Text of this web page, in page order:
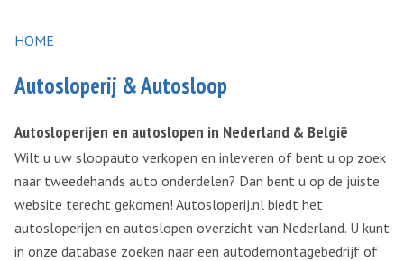
HOME
Autosloperij & Autosloop
Autosloperijen en autoslopen in Nederland & België
Wilt u uw sloopauto verkopen en inleveren of bent u op zoek
naar tweedehands auto onderdelen? Dan bent u op de juiste
website terecht gekomen! Autosloperij.nl biedt het
autosloperijen en autoslopen overzicht van Nederland. U kunt
in onze database zoeken naar een autodemontagebedrijf of